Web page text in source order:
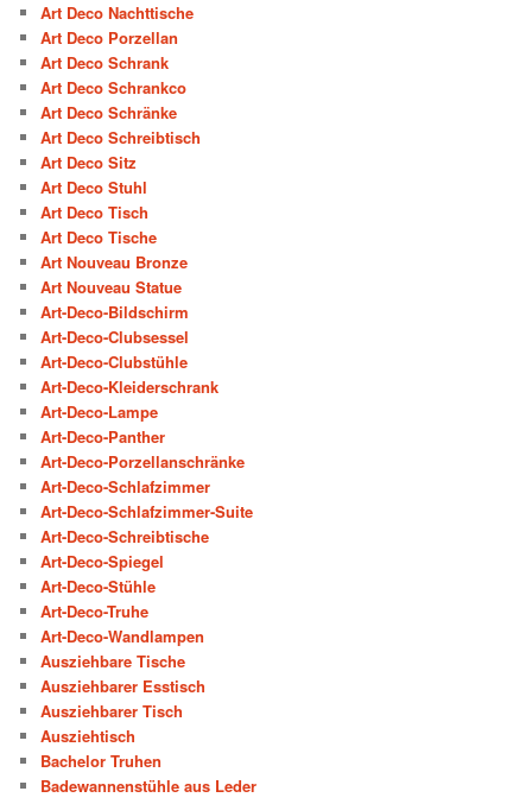
Art Deco Nachttische
Art Deco Porzellan
Art Deco Schrank
Art Deco Schrankco
Art Deco Schränke
Art Deco Schreibtisch
Art Deco Sitz
Art Deco Stuhl
Art Deco Tisch
Art Deco Tische
Art Nouveau Bronze
Art Nouveau Statue
Art-Deco-Bildschirm
Art-Deco-Clubsessel
Art-Deco-Clubstühle
Art-Deco-Kleiderschrank
Art-Deco-Lampe
Art-Deco-Panther
Art-Deco-Porzellanschränke
Art-Deco-Schlafzimmer
Art-Deco-Schlafzimmer-Suite
Art-Deco-Schreibtische
Art-Deco-Spiegel
Art-Deco-Stühle
Art-Deco-Truhe
Art-Deco-Wandlampen
Ausziehbare Tische
Ausziehbarer Esstisch
Ausziehbarer Tisch
Ausziehtisch
Bachelor Truhen
Badewannenstühle aus Leder